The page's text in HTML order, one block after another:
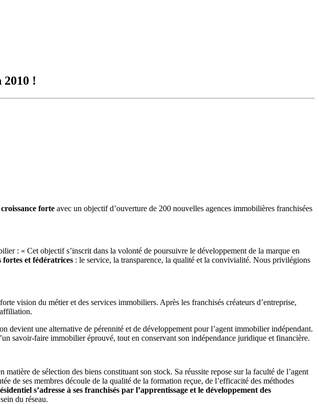
!
forte avec un objectif d’ouverture de 200 nouvelles agences immobilières franchisées
: « Cet objectif s’inscrit dans la volonté de poursuivre le développement de la marque en
fortes et fédératrices : le service, la transparence, la qualité et la convivialité. Nous privilégions
vision du métier et des services immobiliers. Après les franchisés créateurs d’entreprise,
devient une alternative de pérennité et de développement pour l’agent immobilier indépendant.
savoir-faire immobilier éprouvé, tout en conservant son indépendance juridique et financière.
de sélection des biens constituant son stock. Sa réussite repose sur la faculté de l’agent
de ses membres découle de la qualité de la formation reçue, de l’efficacité des méthodes
s’adresse à ses franchisés par l’apprentissage et le développement des
du réseau.